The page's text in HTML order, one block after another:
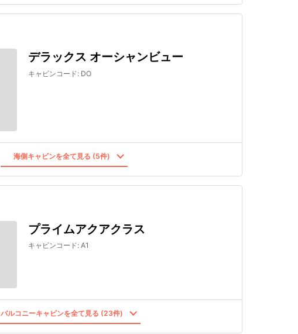
デラックス オーシャンビュー
キャビンコード: DO
海側キャビンを全て見る (5件)
プライムアクアクラス
キャビンコード: A1
バルコニーキャビンを全て見る (23件)